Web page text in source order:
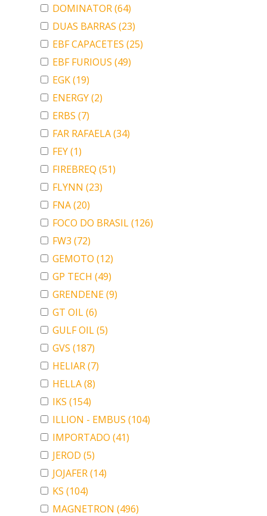
DOMINATOR(64)
DUAS BARRAS (23)
EBF CAPACETES (25)
EBF FURIOUS (49)
EGK(19)
ENERGY(2)
ERBS (7)
FAR RAFAELA(34)
FEY(1)
FIREBREQ (51)
FLYNN (23)
FNA(20)
FOCO DO BRASIL(126)
FW3 (72)
GEMOTO (12)
GP TECH (49)
GRENDENE(9)
GT OIL(6)
GULF OIL(5)
GVS (187)
HELIAR(7)
HELLA(8)
IKS (154)
ILLION - EMBUS (104)
IMPORTADO (41)
JEROD (5)
JOJAFER(14)
KS (104)
MAGNETRON (496)